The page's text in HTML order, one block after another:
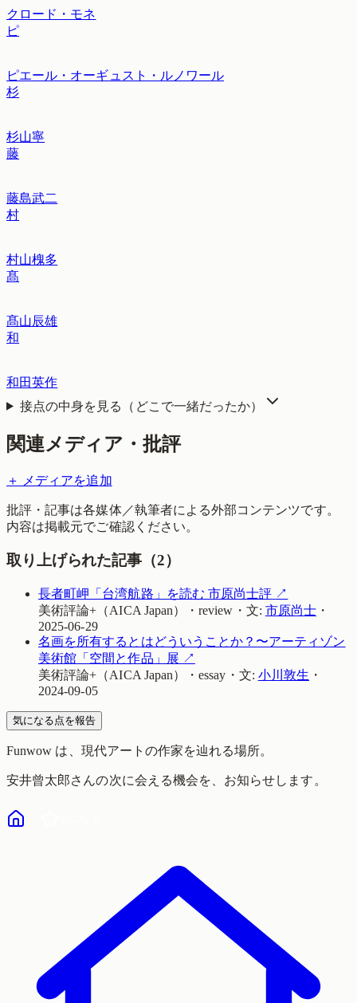
クロード・モネ
ピ
ピエール・オーギュスト・ルノワール
杉
杉山寧
藤
藤島武二
村
村山槐多
髙
髙山辰雄
和
和田英作
接点の中身を見る（どこで一緒だったか）
関連メディア・批評
＋ メディアを追加
批評・記事は各媒体／執筆者による外部コンテンツです。
内容は掲載元でご確認ください。
取り上げられた記事（2）
長者町岬「台湾航路」を読む 市原尚士評 ↗
美術評論+（AICA Japan）
・review ・ 文: 市原尚士 ・
2025-06-29
名画を所有するとはどういうことか？〜アーティゾン
美術館「空間と作品」展 ↗
美術評論+（AICA Japan）
・essay ・ 文: 小川敦生 ・
2024-09-05
気になる点を報告
Funwow は、現代アートの作家を辿れる場所。
安井曾太郎さんの次に会える機会を、お知らせします。